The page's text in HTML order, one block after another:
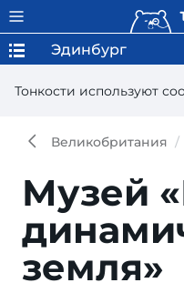
Тонкости используют
Эдинбург
Великобритания
Музей
земля»